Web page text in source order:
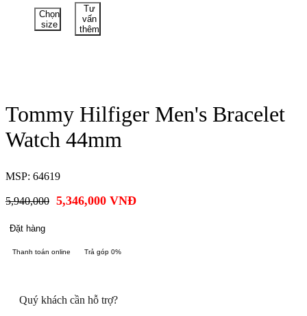
Chọn
size
Tư
vấn
thêm
Tommy Hilfiger Men's Bracelet
Watch 44mm
MSP: 64619
5,940,000 5,346,000 VNĐ
Đặt hàng
Thanh toán online Trả góp 0%
Quý khách cần hỗ trợ?